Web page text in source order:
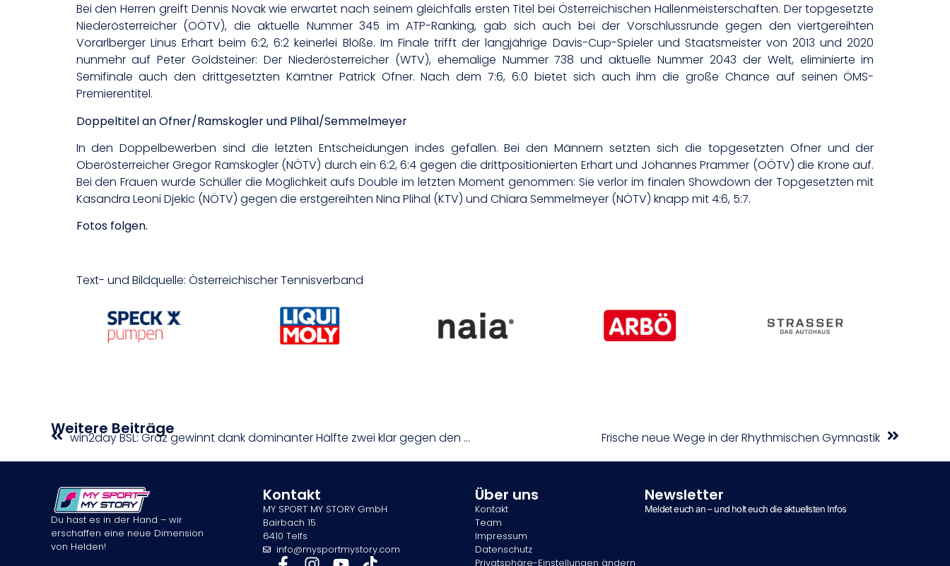
Bei den Herren greift Dennis Novak wie erwartet nach seinem gleichfalls ersten Titel bei Österreichischen Hallenmeisterschaften. Der topgesetzte
Niederösterreicher (OÖTV), die aktuelle Nummer 345 im ATP-Ranking, gab sich auch bei der Vorschlussrunde gegen den viertgereihten
Vorarlberger Linus Erhart beim 6:2, 6:2 keinerlei Blöße. Im Finale trifft der langjährige Davis-Cup-Spieler und Staatsmeister von 2013 und 2020
nunmehr auf Peter Goldsteiner: Der Niederösterreicher (WTV), ehemalige Nummer 738 und aktuelle Nummer 2043 der Welt, eliminierte im
Semifinale auch den drittgesetzten Kärntner Patrick Ofner. Nach dem 7:6, 6:0 bietet sich auch ihm die große Chance auf seinen ÖMS-
Premierentitel.
Doppeltitel an Ofner/Ramskogler und Plihal/Semmelmeyer
In den Doppelbewerben sind die letzten Entscheidungen indes gefallen. Bei den Männern setzten sich die topgesetzten Ofner und der
Oberösterreicher Gregor Ramskogler (NÖTV) durch ein 6:2, 6:4 gegen die drittpositionierten Erhart und Johannes Prammer (OÖTV) die Krone auf.
Bei den Frauen wurde Schüller die Möglichkeit aufs Double im letzten Moment genommen: Sie verlor im finalen Showdown der Topgesetzten mit
Kasandra Leoni Djekic (NÖTV) gegen die erstgereihten Nina Plihal (KTV) und Chiara Semmelmeyer (NÖTV) knapp mit 4:6, 5:7.
Fotos folgen.
Text- und Bildquelle: Österreichischer Tennisverband
Weitere Beiträge win2day BSL: Graz gewinnt dank dominanter Hälfte zwei klar gegen den SKN Frische neue Wege in der Rhythmischen Gymnastik
Du hast es in der Hand – wir
erschaffen eine neue Dimension
von Helden!
Kontakt
MY SPORT MY STORY GmbH
Bairbach 15
6410 Telfs
info@mysportmystory.com
Über uns
Kontakt
Team
Impressum
Datenschutz
Privatsphäre-Einstellungen ändern
Newsletter
Meldet euch an – und holt euch die aktuellsten Infos